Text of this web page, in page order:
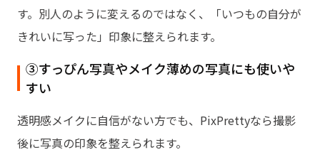
す。別人のように変えるのではなく、「いつもの自分が
きれいに写った」印象に整えられます。
③すっぴん写真やメイク薄めの写真にも使いや
すい
透明感メイクに自信がない方でも、PixPrettyなら撮影
後に写真の印象を整えられます。